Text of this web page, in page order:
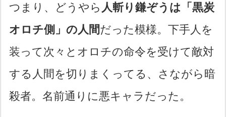
つまり、どうやら 人斬り鎌ぞうは「黒炭
オロチ側」の人間だった模様。下手人を
装って次々とオロチの命令を受けて敵対
する人間を切りまくってる、さながら暗
殺者。名前通りに悪キャラだった。